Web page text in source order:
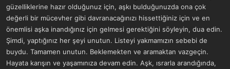
güzelliklerine hazır olduğunuz için, aşkı bulduğunuzda ona çok
değerli bir mücevher gibi davranacağınızı hissettiğiniz için ve en
önemlisi aşka inandığınız için gelmesi gerektiğini söyleyin, dua edin.
Şimdi, yaptığınız her şeyi unutun. Listeyi yakmamızın sebebi de
buydu. Tamamen unutun. Beklemekten ve aramaktan vazgeçin.
Hayata karışın ve yaşamınıza devam edin. Aşk, ısrarla arandığında,